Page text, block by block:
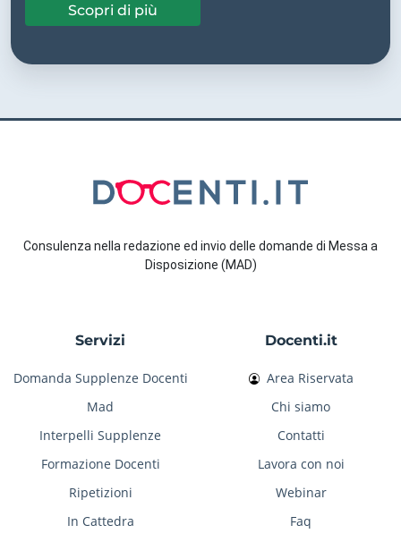
Scopri di più
Consulenza nella redazione ed invio delle domande di Messa a
Disposizione (MAD)
Servizi
Domanda Supplenze Docenti
Mad
Interpelli Supplenze
Formazione Docenti
Ripetizioni
In Cattedra
Docenti.it
Area Riservata
Chi siamo
Contatti
Lavora con noi
Webinar
Faq